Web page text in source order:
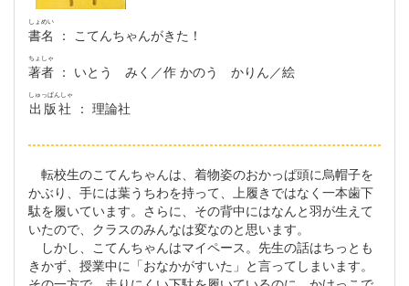
書名
しょめい
： こてんちゃんがきた！
著者
ちょしゃ
： いとう みく／作 かのう かりん／絵
出版社
しゅっぱんしゃ
： 理論社
転校生のこてんちゃんは、着物姿のおかっぱ頭に烏帽子を
かぶり、手には葉うちわを持って、上履きではなく一本歯下
駄を履いています。さらに、その背中にはなんと羽が生えて
いたので、クラスのみんなは変なのと思います。
しかし、こてんちゃんはマイペース。先生の話はちっとも
きかず、授業中に「おなかがすいた」と言ってしまいます。